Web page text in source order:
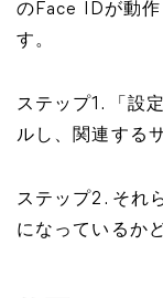
のFace IDが動
す。
ステップ1. 「設
ルし、関連する
ステップ2. それ
になっているか